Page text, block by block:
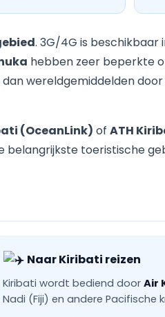
. 3G/4G is beschikbaar
hebben zeer beperkte
wereldgemiddelden
(OceanLink) of ATH
belangrijkste toeristische
Naar Kiribati reizen
Kiribati wordt bediend door Air
Nadi (Fiji) en andere Pacifische